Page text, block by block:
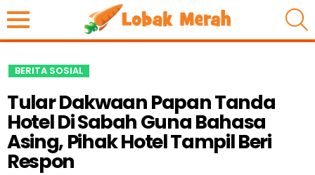
BERITA SOSIAL
Tular Dakwaan Papan Tanda
Hotel Di Sabah Guna Bahasa
Asing, Pihak Hotel Tampil Beri
Respon